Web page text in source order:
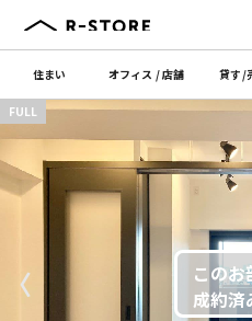
住まい オフィス /店舗 貸す/
〈
FULL